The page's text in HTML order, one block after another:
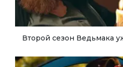
Второй сезон Ведьмака